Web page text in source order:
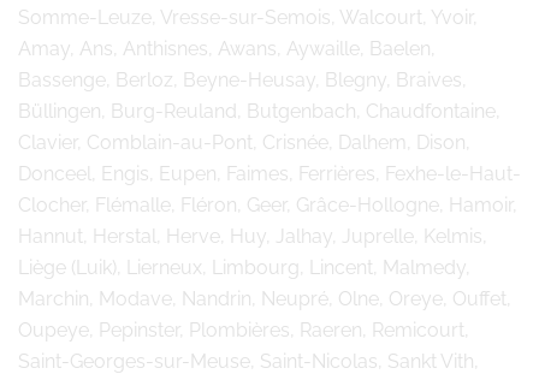
Somme-Leuze, Vresse-sur-Semois, Walcourt, Yvoir,
Amay, Ans, Anthisnes, Awans, Aywaille, Baelen,
Bassenge, Berloz, Beyne-Heusay, Blegny, Braives,
Büllingen, Burg-Reuland, Butgenbach, Chaudfontaine,
Clavier, Comblain-au-Pont, Crisnée, Dalhem, Dison,
Donceel, Engis, Eupen, Faimes, Ferrières, Fexhe-le-Haut-
Clocher, Flémalle, Fléron, Geer, Grâce-Hollogne, Hamoir,
Hannut, Herstal, Herve, Huy, Jalhay, Juprelle, Kelmis,
Liège (Luik), Lierneux, Limbourg, Lincent, Malmedy,
Marchin, Modave, Nandrin, Neupré, Olne, Oreye, Ouffet,
Oupeye, Pepinster, Plombières, Raeren, Remicourt,
Saint-Georges-sur-Meuse, Saint-Nicolas, Sankt Vith,